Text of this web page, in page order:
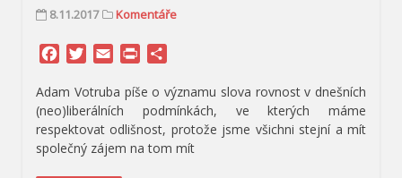
8.11.2017 Komentáře
Facebook
Twitter
Email Print
Adam Votruba píše o významu slova rovnost v dnešních
(neo)liberálních podmínkách, ve kterých máme
respektovat odlišnost, protože jsme všichni stejní a mít
společný zájem na tom mít